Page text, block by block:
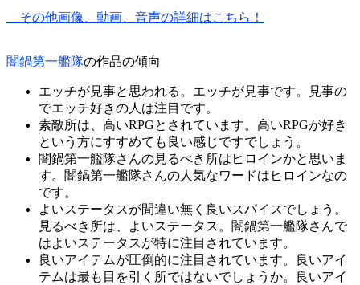
その他画像、動画、音声の詳細はこちら！
闇鍋第一艦隊の作品の傾向
エッチが見事と思われる。エッチが見事です。見事の
でエッチ好きの人は注目です。
素敵所は、高いRPGとされています。高いRPGが好き
という方にすすめても良い感じですでしょう。
闇鍋第一艦隊さんの見るべき所はヒロインかと思いま
す。闇鍋第一艦隊さんの人気なワードはヒロインなの
です。
よいステータスが間違い無く良いスパイスでしょう。
見るべき所は、よいステータス。闇鍋第一艦隊さんで
はよいステータスが特に注目されています。
良いアイテムが圧倒的に注目されています。良いアイ
テムは最も目を引く所ではないでしょうか。良いアイ